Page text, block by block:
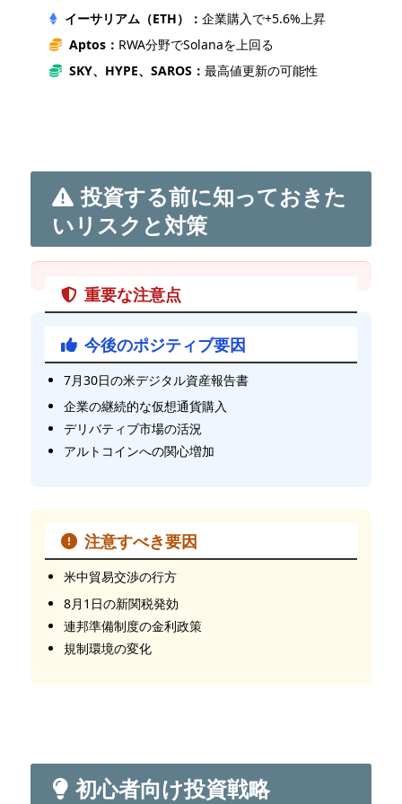
イーサリアム（ETH）： 企業購入で+5.6%上昇
Aptos： RWA分野でSolanaを上回る
SKY、HYPE、SAROS： 最高値更新の可能性
投資する前に知っておきた
いリスクと対策
重要な注意点
仮想通貨投資は価格変動が大きく、元本割れのリス
クがあります
投資は余剰資金の範囲内で行いましょう
一度に大きな金額を投資せず、分散投資を心がけま
しょう
感情的にならず、冷静な判断を保ちましょう
今後のポジティブ要因
7月30日の米デジタル資産報告書
企業の継続的な仮想通貨購入
デリバティブ市場の活況
アルトコインへの関心増加
注意すべき要因
米中貿易交渉の行方
8月1日の新関税発効
連邦準備制度の金利政策
規制環境の変化
初心者向け投資戦略